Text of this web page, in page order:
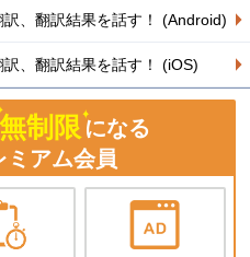
、翻訳結果を話す！ (Android)
、翻訳結果を話す！ (iOS)
無制限になる
アム会員